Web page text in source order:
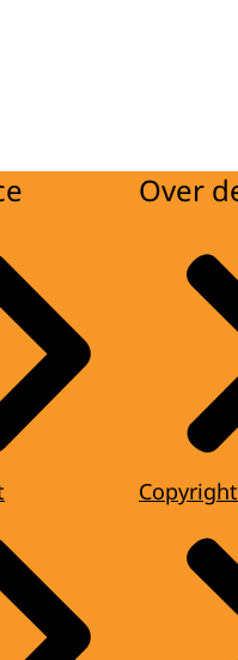
Over
Copyright